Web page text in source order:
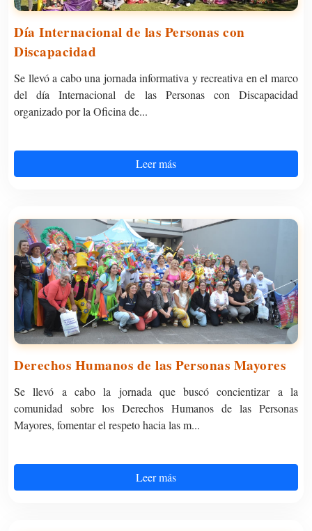
Día Internacional de las Personas con
Discapacidad
Se llevó a cabo una jornada informativa y recreativa en el marco
del día Internacional de las Personas con Discapacidad
organizado por la Oficina de...
Leer más
Derechos Humanos de las Personas Mayores
Se llevó a cabo la jornada que buscó concientizar a la
comunidad sobre los Derechos Humanos de las Personas
Mayores, fomentar el respeto hacia las m...
Leer más